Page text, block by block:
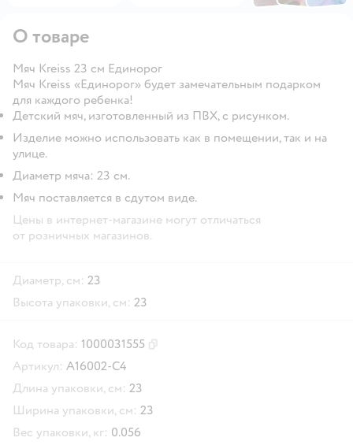
О товаре
Мяч Kreiss 23 см Единорог
Мяч Kreiss «Единорог» будет замечательным подарком
для каждого ребенка!
Детский мяч, изготовленный из ПВХ, с рисунком.
Изделие можно использовать как в помещении, так и на
улице.
Диаметр мяча: 23 см.
Мяч поставляется в сдутом виде.
Цены в интернет-магазине могут отличаться
от розничных магазинов.
Диаметр, см: 23
Высота упаковки, см: 23
Код товара: 1000031555
Артикул: A16002-C4
Длина упаковки, см: 23
Ширина упаковки, см: 23
Вес упаковки, кг: 0.056